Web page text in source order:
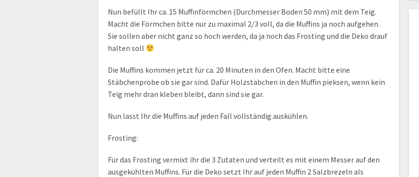
Nun befüllt Ihr ca. 15 Muffinförmchen (Durchmesser Boden 50 mm) mit dem Teig.
Macht die Förmchen bitte nur zu maximal 2/3 voll, da die Muffins ja noch aufgehen.
Sie sollen aber nicht ganz so hoch werden, da ja noch das Frosting und die Deko drauf
halten soll
Die Muffins kommen jetzt für ca. 20 Minuten in den Ofen. Macht bitte eine
Stäbchenprobe ob sie gar sind. Dafür Holzstäbchen in den Muffin pieksen, wenn kein
Teig mehr dran kleben bleibt, dann sind sie gar.
Nun lasst Ihr die Muffins auf jeden Fall vollständig auskühlen.
Frosting:
Für das Frosting vermixt ihr die 3 Zutaten und verteilt es mit einem Messer auf den
ausgekühlten Muffins. Für die Deko setzt Ihr auf jeden Muffin 2 Salzbrezeln als